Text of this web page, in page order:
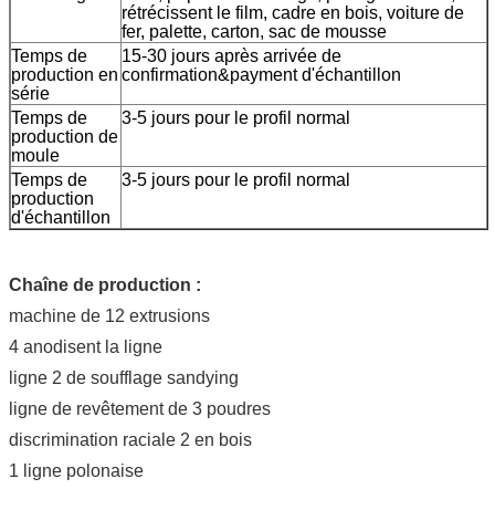
rétrécissent le film, cadre en bois, voiture de
fer, palette, carton, sac de mousse
Temps de
production en
série
15-30 jours après arrivée de
confirmation&payment d'échantillon
Temps de
production de
moule
3-5 jours pour le profil normal
Temps de
production
d'échantillon
3-5 jours pour le profil normal
Chaîne de production :
machine de 12 extrusions
4 anodisent la ligne
ligne 2 de soufflage sandying
ligne de revêtement de 3 poudres
discrimination raciale 2 en bois
1 ligne polonaise